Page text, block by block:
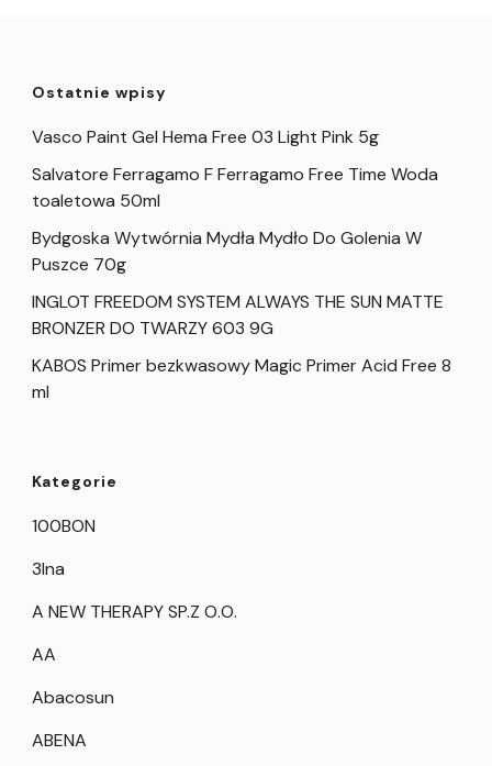
Ostatnie wpisy
Vasco Paint Gel Hema Free 03 Light Pink 5g
Salvatore Ferragamo F Ferragamo Free Time Woda
toaletowa 50ml
Bydgoska Wytwórnia Mydła Mydło Do Golenia W
Puszce 70g
INGLOT FREEDOM SYSTEM ALWAYS THE SUN MATTE
BRONZER DO TWARZY 603 9G
KABOS Primer bezkwasowy Magic Primer Acid Free 8
ml
Kategorie
100BON
3Ina
A NEW THERAPY SP.Z O.O.
AA
Abacosun
ABENA